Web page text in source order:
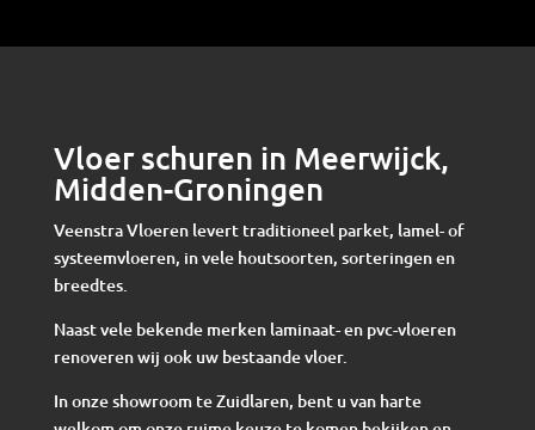
Vloer schuren in Meerwijck,
Midden-Groningen
Veenstra Vloeren levert traditioneel parket, lamel- of
systeemvloeren, in vele houtsoorten, sorteringen en
breedtes.
Naast vele bekende merken laminaat- en pvc-vloeren
renoveren wij ook uw bestaande vloer.
In onze showroom te Zuidlaren, bent u van harte